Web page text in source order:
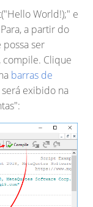
World!);" e
a partir do
ser
compile. Clique
barras de
exibido na